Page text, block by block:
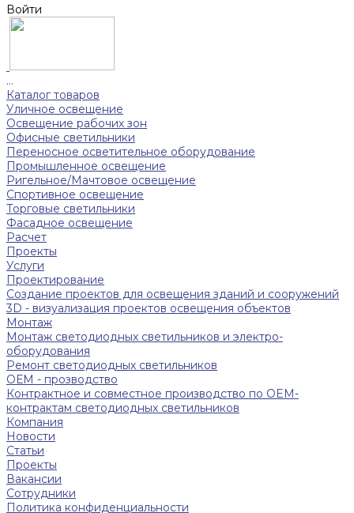
Войти
...
Каталог товаров
Уличное освещение
Освещение рабочих зон
Офисные светильники
Переносное осветительное оборудование
Промышленное освещение
Ригельное/Мачтовое освещение
Спортивное освещение
Торговые светильники
Фасадное освещение
Расчет
Проекты
Услуги
Проектирование
Создание проектов для освещения зданий и сооружений
3D - визуализация проектов освещения объектов
Монтаж
Монтаж светодиодных светильников и электро-
оборудования
Ремонт светодиодных светильников
ОЕМ - прозводство
Контрактное и совместное производство по OEM-
контрактам светодиодных светильников
Компания
Новости
Статьи
Проекты
Вакансии
Сотрудники
Политика конфиденциальности